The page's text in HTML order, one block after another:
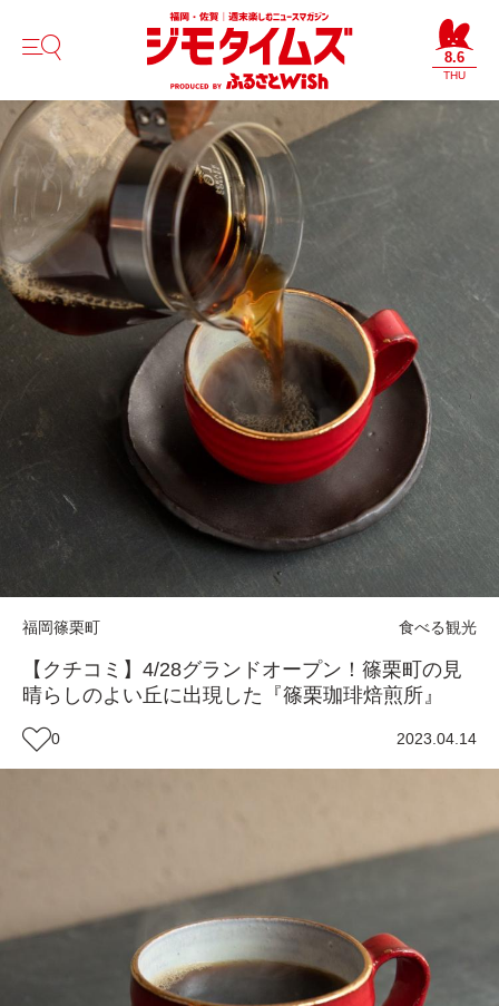
8.6
THU
福岡篠栗町 食べる観光
【クチコミ】4/28グランドオープン！篠栗町の見
晴らしのよい丘に出現した『篠栗珈琲焙煎所』
0 2023.04.14